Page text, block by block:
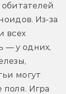
Из-за
всех
— у одних,
могут
поля. Игра